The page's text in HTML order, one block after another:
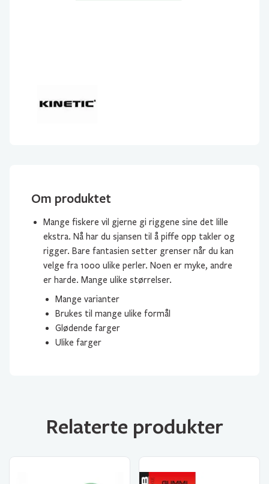
Om produktet
Mange fiskere vil gjerne gi riggene sine det lille
ekstra. Nå har du sjansen til å piffe opp takler og
rigger. Bare fantasien setter grenser når du kan
velge fra 1000 ulike perler. Noen er myke, andre
er harde. Mange ulike størrelser.
Mange varianter
Brukes til mange ulike formål
Glødende farger
Ulike farger
Relaterte produkter